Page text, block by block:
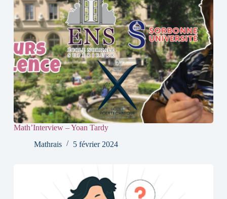
Math’Interview – Yoan Tardy
Mathrais
5 février 2024